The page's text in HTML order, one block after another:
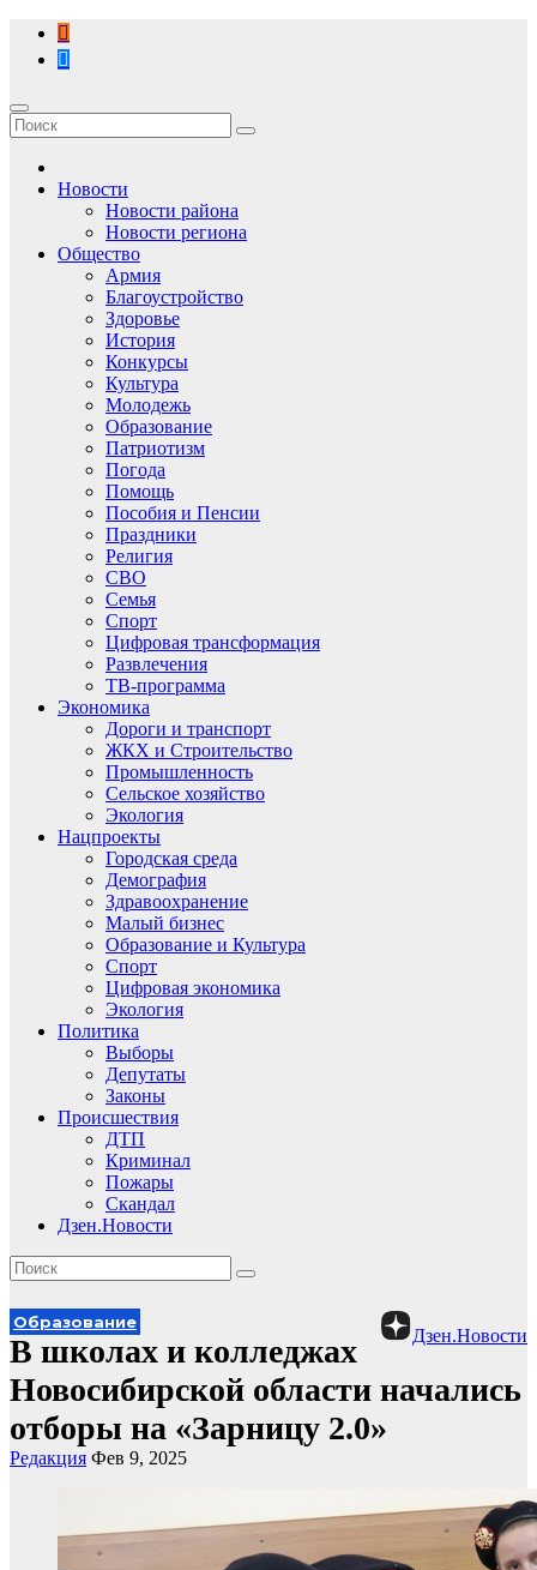
Перейти
содержимому
Новости
Новости района
Новости региона
Общество
Армия
Благоустройство
Здоровье
История
Конкурсы
Культура
Молодежь
Образование
Патриотизм
Погода
Помощь
Пособия и Пенсии
Праздники
Религия
СВО
Семья
Спорт
Цифровая трансформация
Развлечения
ТВ-программа
Экономика
Дороги и транспорт
ЖКХ и Строительство
Промышленность
Сельское хозяйство
Экология
Нацпроекты
Городская среда
Демография
Здравоохранение
Малый бизнес
Образование и Культура
Спорт
Цифровая экономика
Экология
Политика
Выборы
Депутаты
Законы
Происшествия
ДТП
Криминал
Пожары
Скандал
Дзен.Новости
Дзен.Новости
Образование
В школах и колледжах
Новосибирской области начались
отборы на «Зарницу 2.0»
Редакция Фев 9, 2025